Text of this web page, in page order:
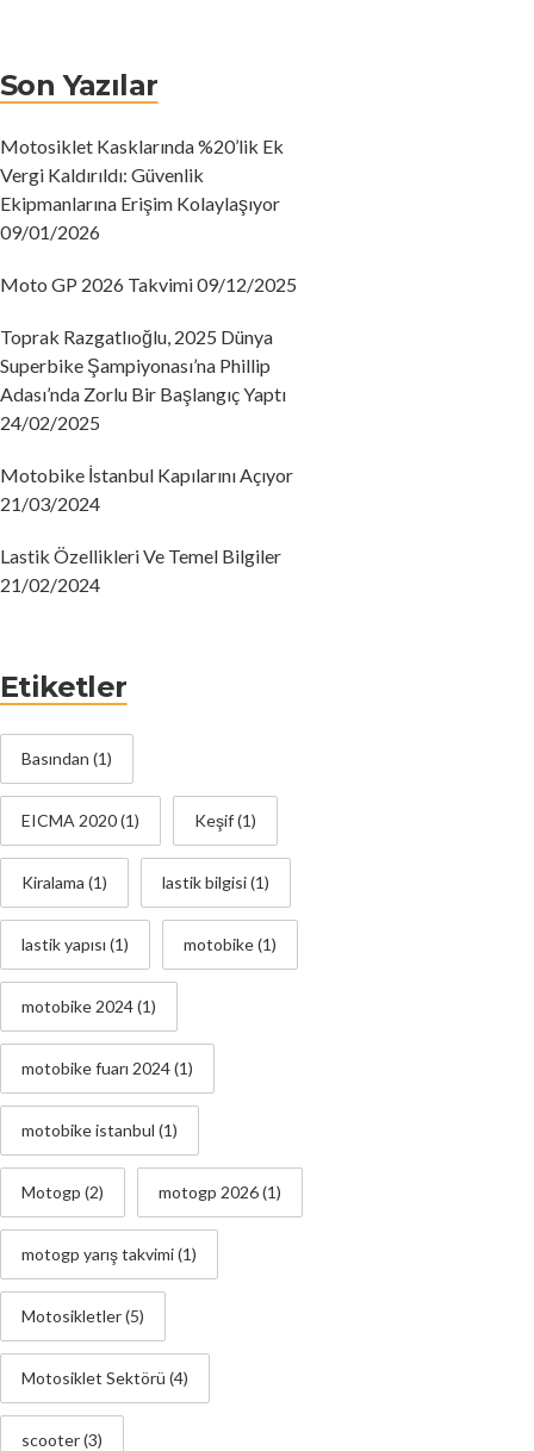
Son Yazılar
Motosiklet Kasklarında %20’lik Ek
Vergi Kaldırıldı: Güvenlik
Ekipmanlarına Erişim Kolaylaşıyor
09/01/2026
Moto GP 2026 Takvimi09/12/2025
Toprak Razgatlıoğlu, 2025 Dünya
Superbike Şampiyonası’na Phillip
Adası’nda Zorlu Bir Başlangıç ​​Yaptı
24/02/2025
Motobike İstanbul Kapılarını Açıyor
21/03/2024
Lastik Özellikleri Ve Temel Bilgiler
21/02/2024
Etiketler
Basından (1)
EICMA 2020(1) Keşif(1)
Kiralama (1) lastik bilgisi(1)
lastik yapısı (1) motobike(1)
motobike 2024(1)
motobike fuarı 2024(1)
motobike istanbul (1)
Motogp (2) motogp 2026(1)
motogp yarış takvimi(1)
Motosikletler(5)
Motosiklet Sektörü (4)
scooter(3)